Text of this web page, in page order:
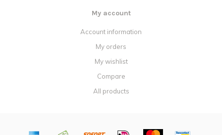
My account
Account information
My orders
My wishlist
Compare
All products